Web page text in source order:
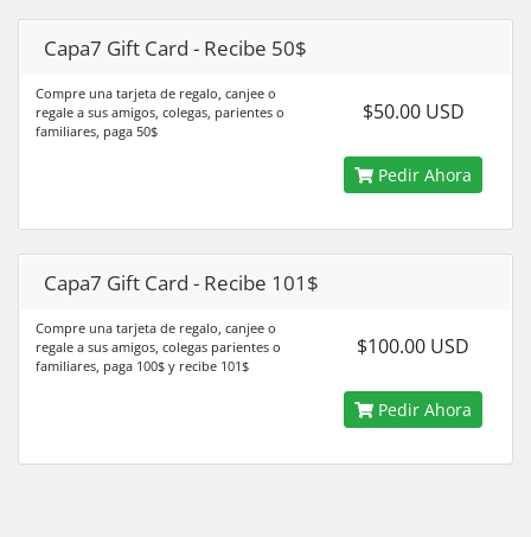
Capa7 Gift Card - Recibe 50$
Compre una tarjeta de regalo, canjee o
regale a sus amigos, colegas, parientes o
familiares, paga 50$
$50.00 USD
Pedir Ahora
Capa7 Gift Card - Recibe 101$
Compre una tarjeta de regalo, canjee o
regale a sus amigos, colegas parientes o
familiares, paga 100$ y recibe 101$
$100.00 USD
Pedir Ahora